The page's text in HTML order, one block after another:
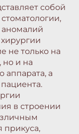
собой
не только на
но и на
аппарата, а
в строении